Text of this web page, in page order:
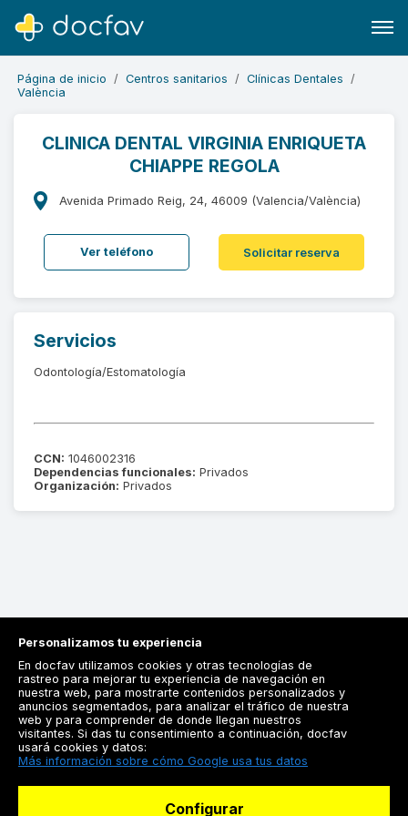
Buscar
Software para clínicas
Soporte
¿Eres un doctor?
Página de inicio Centros sanitarios
Clínicas Dentales
València
CLINICA DENTAL VIRGINIA ENRIQUETA
CHIAPPE REGOLA
Avenida Primado Reig, 24, 46009 (Valencia/València)
Ver teléfono Solicitar reserva
Servicios
Odontología/Estomatología
CCN: 1046002316
Dependencias funcionales: Privados
Organización: Privados
Registrarse
Docfav
Personalizamos tu experiencia
En docfav utilizamos cookies y otras tecnologías de
rastreo para mejorar tu experiencia de navegación en
nuestra web, para mostrarte contenidos personalizados y
anuncios segmentados, para analizar el tráfico de nuestra
web y para comprender de donde llegan nuestros
visitantes. Si das tu consentimiento a continuación, docfav
usará cookies y datos:
Más información sobre cómo Google usa tus datos
Configurar